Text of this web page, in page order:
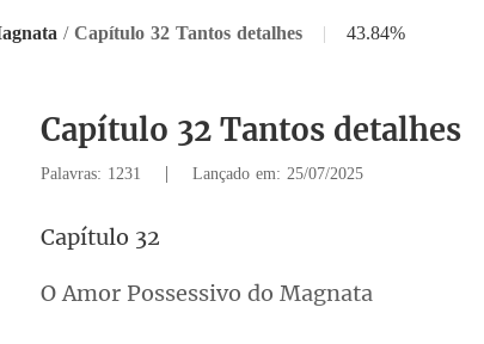
/ Capítulo 32 Tantos detalhes | 43.84%
Capítulo 32 Tantos detalhes
Palavras: 1231 | Lançado em: 25/07/2025
ítu
ssessivo